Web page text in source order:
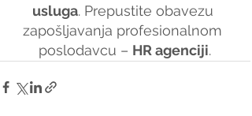
usluga. Prepustite obavezu
zapošljavanja profesionalnom
poslodavcu – HR agenciji.